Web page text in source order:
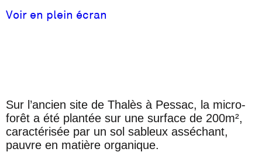
Voir en plein écran
Sur l’ancien site de Thalès à Pessac, la micro-
forêt a été plantée sur une surface de 200m²,
caractérisée par un sol sableux asséchant,
pauvre en matière organique.